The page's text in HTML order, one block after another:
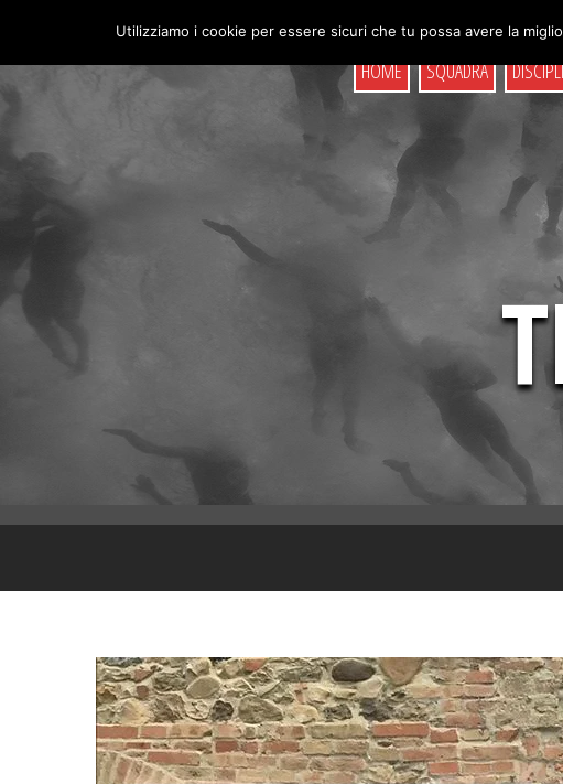
HOME SQUADRA
Utilizziamo i cookie per essere sicuri che tu possa avere la